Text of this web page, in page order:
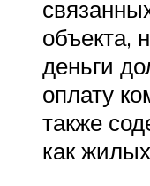
объекта,
деньги
оплату
также
как